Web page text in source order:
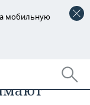
мобильную